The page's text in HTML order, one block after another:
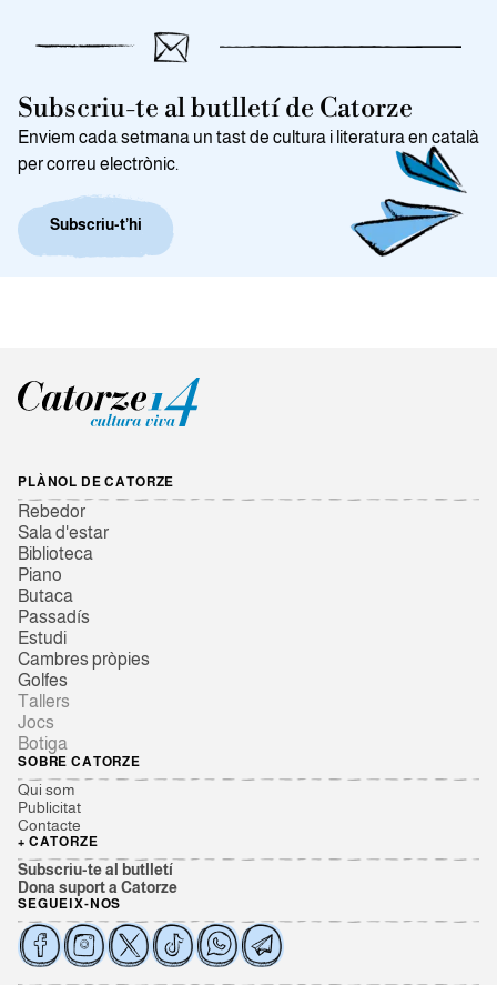
Subscriu-te al butlletí de Catorze
Enviem cada setmana un tast de cultura i literatura en català
per correu electrònic.
Subscriu-t’hi
PLÀNOL DE CATORZE
Rebedor
Sala d'estar
Biblioteca
Piano
Butaca
Passadís
Estudi
Cambres pròpies
Golfes
Tallers
Jocs
Botiga
SOBRE CATORZE
Qui som
Publicitat
Contacte
+ CATORZE
Subscriu-te al butlletí
Dona suport a Catorze
SEGUEIX-NOS